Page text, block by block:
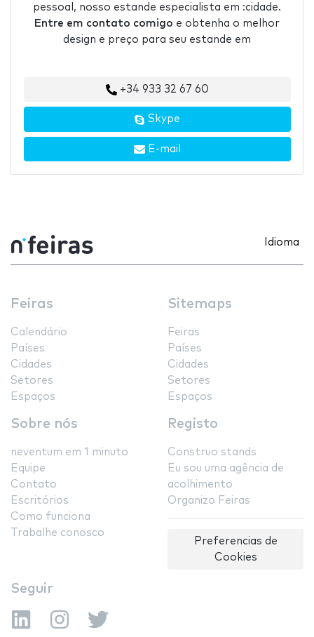
pessoal, nosso estande especialista em :cidade.
Entre em contato comigo e obtenha o melhor
design e preço para seu estande em
+34 933 32 67 60
Skype
E-mail
Idioma
Feiras
Calendário
Países
Cidades
Setores
Espaços
Sitemaps
Feiras
Países
Cidades
Setores
Espaços
Sobre nós
neventum em 1 minuto
Equipe
Contato
Escritórios
Como funciona
Trabalhe conosco
Registo
Construo stands
Eu sou uma agência de
acolhimento
Organizo Feiras
Preferencias de
Cookies
Seguir